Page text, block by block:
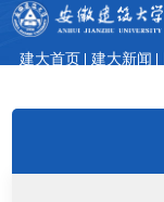
建大首页 建大新闻